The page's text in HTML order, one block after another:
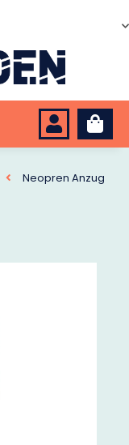
Neopren Anzug